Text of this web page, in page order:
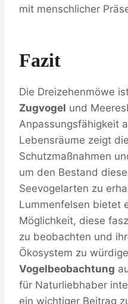
mit menschlicher
Fazit
Die Dreizehenmöwe
Zugvogel und
Anpassungsfähigkeit
Lebensräume zeigt
Schutzmaßnahmen
um den Bestand
Seevogelarten zu
Lummenfelsen bietet
Möglichkeit, diese
zu beobachten und
Ökosystem zu
Vogelbeobachtung
für Naturliebhaber
ein wichtiger Beitrag